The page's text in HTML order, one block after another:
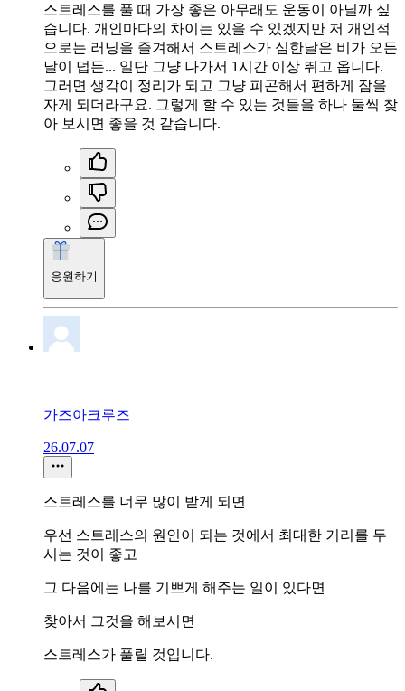
스트레스를 풀 때 가장 좋은 아무래도 운동이 아닐까 싶
습니다. 개인마다의 차이는 있을 수 있겠지만 저 개인적
으로는 러닝을 즐겨해서 스트레스가 심한날은 비가 오든
날이 덥든... 일단 그냥 나가서 1시간 이상 뛰고 옵니다.
그러면 생각이 정리가 되고 그냥 피곤해서 편하게 잠을
자게 되더라구요. 그렇게 할 수 있는 것들을 하나 둘씩 찾
아 보시면 좋을 것 같습니다.
응원하기
가즈아크루즈
26.07.07
스트레스를 너무 많이 받게 되면
우선 스트레스의 원인이 되는 것에서 최대한 거리를 두
시는 것이 좋고
그 다음에는 나를 기쁘게 해주는 일이 있다면
찾아서 그것을 해보시면
스트레스가 풀릴 것입니다.